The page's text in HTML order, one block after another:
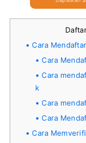
Cara
Cara
Cara
k
Cara
Cara
Cara